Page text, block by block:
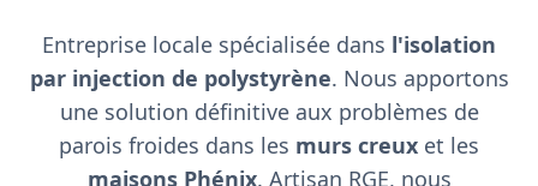
Entreprise locale spécialisée dans l'isolation
par injection de polystyrène. Nous apportons
une solution définitive aux problèmes de
parois froides dans les murs creux et les
maisons Phénix. Artisan RGE, nous